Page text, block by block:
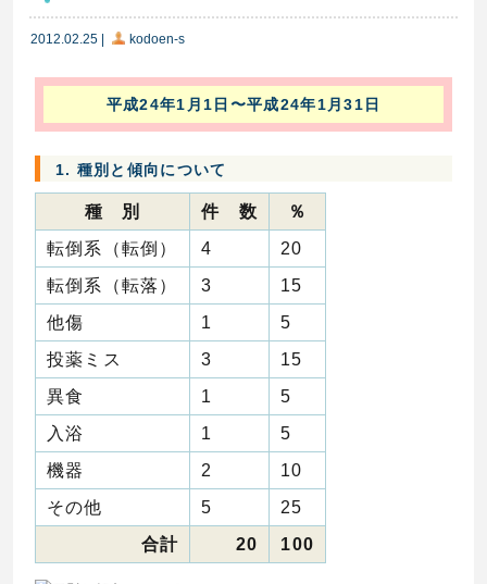
2012.02.25 kodoen-s
平成24年1月1日〜平成24年1月31日
1. 種別と傾向について
種 別 件 数
％
転倒系（転倒）
4
20
転倒系（転落）
3
15
他傷
1
5
投薬ミス
3
15
異食
1
5
入浴
1
5
機器
2
10
その他
5
25
合計
20 100